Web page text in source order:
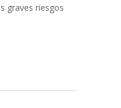
graves riesgos